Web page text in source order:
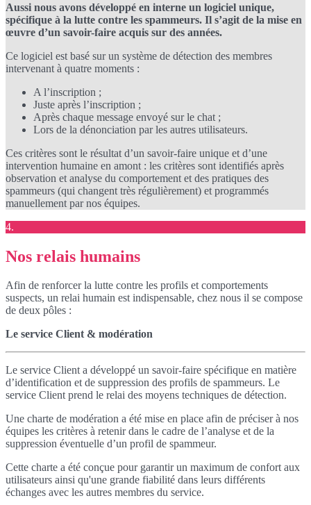
Aussi nous avons développé en interne un logiciel unique,
spécifique à la lutte contre les spammeurs. Il s’agit de la mise en
œuvre d’un savoir-faire acquis sur des années.
Ce logiciel est basé sur un système de détection des membres
intervenant à quatre moments :
A l’inscription ;
Juste après l’inscription ;
Après chaque message envoyé sur le chat ;
Lors de la dénonciation par les autres utilisateurs.
Ces critères sont le résultat d’un savoir-faire unique et d’une
intervention humaine en amont : les critères sont identifiés après
observation et analyse du comportement et des pratiques des
spammeurs (qui changent très régulièrement) et programmés
manuellement par nos équipes.
4.
Nos relais humains
Afin de renforcer la lutte contre les profils et comportements
suspects, un relai humain est indispensable, chez nous il se compose
de deux pôles :
Le service Client & modération
Le service Client a développé un savoir-faire spécifique en matière
d’identification et de suppression des profils de spammeurs. Le
service Client prend le relai des moyens techniques de détection.
Une charte de modération a été mise en place afin de préciser à nos
équipes les critères à retenir dans le cadre de l’analyse et de la
suppression éventuelle d’un profil de spammeur.
Cette charte a été conçue pour garantir un maximum de confort aux
utilisateurs ainsi qu'une grande fiabilité dans leurs différents
échanges avec les autres membres du service.